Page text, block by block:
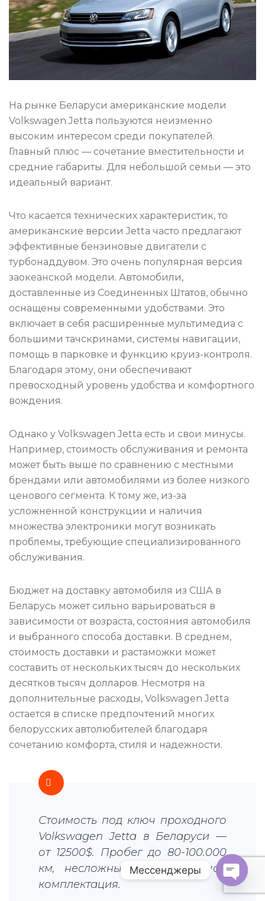
На рынке Беларуси американские модели
Volkswagen Jetta пользуются неизменно
высоким интересом среди покупателей.
Главный плюс — сочетание вместительности и
средние габариты. Для небольшой семьи — это
идеальный вариант.
Что касается технических характеристик, то
американские версии Jetta часто предлагают
эффективные бензиновые двигатели с
турбонаддувом. Это очень популярная версия
заокеанской модели. Автомобили,
доставленные из Соединенных Штатов, обычно
оснащены современными удобствами. Это
включает в себя расширенные мультимедиа с
большими тачскринами, системы навигации,
помощь в парковке и функцию круиз-контроля.
Благодаря этому, они обеспечивают
превосходный уровень удобства и комфортного
вождения.
Однако у Volkswagen Jetta есть и свои минусы.
Например, стоимость обслуживания и ремонта
может быть выше по сравнению с местными
брендами или автомобилями из более низкого
ценового сегмента. К тому же, из-за
усложненной конструкции и наличия
множества электроники могут возникать
проблемы, требующие специализированного
обслуживания.
Бюджет на доставку автомобиля из США в
Беларусь может сильно варьироваться в
зависимости от возраста, состояния автомобиля
и выбранного способа доставки. В среднем,
стоимость доставки и растаможки может
составить от нескольких тысяч до нескольких
десятков тысяч долларов. Несмотря на
дополнительные расходы, Volkswagen Jetta
остается в списке предпочтений многих
белорусских автолюбителей благодаря
сочетанию комфорта, стиля и надежности.
Стоимость под ключ проходного
Volkswagen Jetta в Беларуси —
от 12500$. Пробег до 80-100.000
км, несложный удар, хорошая
комплектация.
Мессенджеры
O